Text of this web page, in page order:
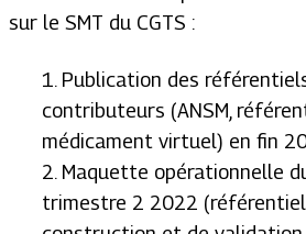
sur le SMT du CGTS :
1. Publication des
contributeurs (ANSM,
médicament virtuel) en fin
2. Maquette opérationnelle
trimestre 2 2022